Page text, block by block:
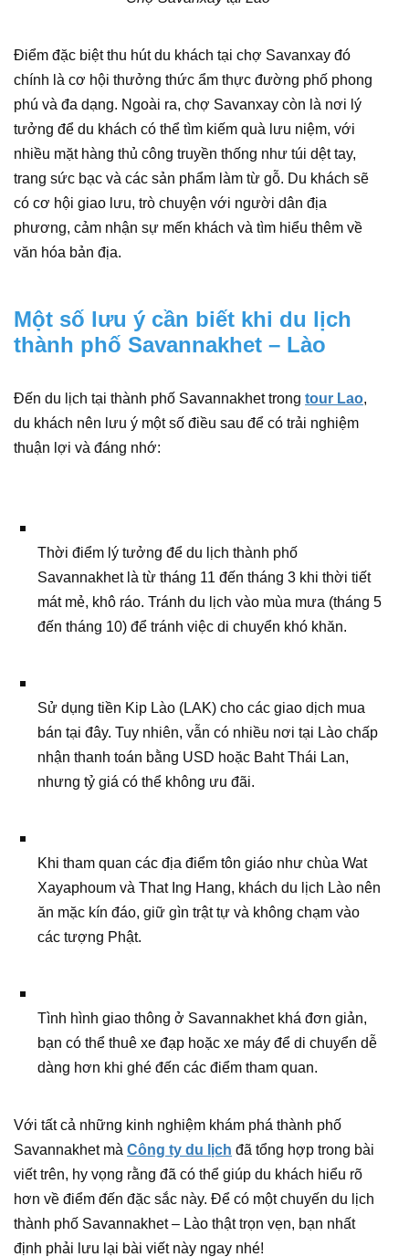
Điểm đặc biệt thu hút du khách tại chợ Savanxay đó
chính là cơ hội thưởng thức ẩm thực đường phố phong
phú và đa dạng. Ngoài ra, chợ Savanxay còn là nơi lý
tưởng để du khách có thể tìm kiếm quà lưu niệm, với
nhiều mặt hàng thủ công truyền thống như túi dệt tay,
trang sức bạc và các sản phẩm làm từ gỗ. Du khách sẽ
có cơ hội giao lưu, trò chuyện với người dân địa
phương, cảm nhận sự mến khách và tìm hiểu thêm về
văn hóa bản địa.
Một số lưu ý cần biết khi du lịch
thành phố Savannakhet – Lào
Đến du lịch tại thành phố Savannakhet trong tour Lao,
du khách nên lưu ý một số điều sau để có trải nghiệm
thuận lợi và đáng nhớ:
Thời điểm lý tưởng để du lịch thành phố
Savannakhet là từ tháng 11 đến tháng 3 khi thời tiết
mát mẻ, khô ráo. Tránh du lịch vào mùa mưa (tháng 5
đến tháng 10) để tránh việc di chuyển khó khăn.
Sử dụng tiền Kip Lào (LAK) cho các giao dịch mua
bán tại đây. Tuy nhiên, vẫn có nhiều nơi tại Lào chấp
nhận thanh toán bằng USD hoặc Baht Thái Lan,
nhưng tỷ giá có thể không ưu đãi.
Khi tham quan các địa điểm tôn giáo như chùa Wat
Xayaphoum và That Ing Hang, khách du lịch Lào nên
ăn mặc kín đáo, giữ gìn trật tự và không chạm vào
các tượng Phật.
Tình hình giao thông ở Savannakhet khá đơn giản,
bạn có thể thuê xe đạp hoặc xe máy để di chuyển dễ
dàng hơn khi ghé đến các điểm tham quan.
Với tất cả những kinh nghiệm khám phá thành phố
Savannakhet mà Công ty du lịch đã tổng hợp trong bài
viết trên, hy vọng rằng đã có thể giúp du khách hiểu rõ
hơn về điểm đến đặc sắc này. Để có một chuyến du lịch
thành phố Savannakhet – Lào thật trọn vẹn, bạn nhất
định phải lưu lại bài viết này ngay nhé!